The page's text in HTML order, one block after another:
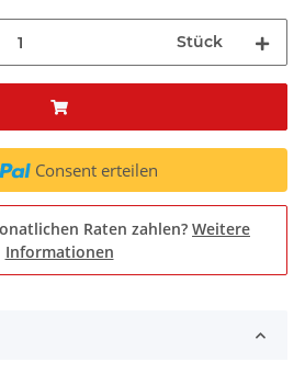
Stück
Consent erteilen
Raten zahlen? Weitere
Informationen